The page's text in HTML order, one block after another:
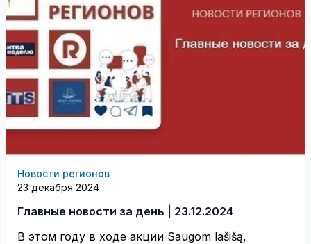
Новости регионов
23 декабря 2024
Главные новости за день | 23.12.2024
В этом году в ходе акции Saugom lašišą,